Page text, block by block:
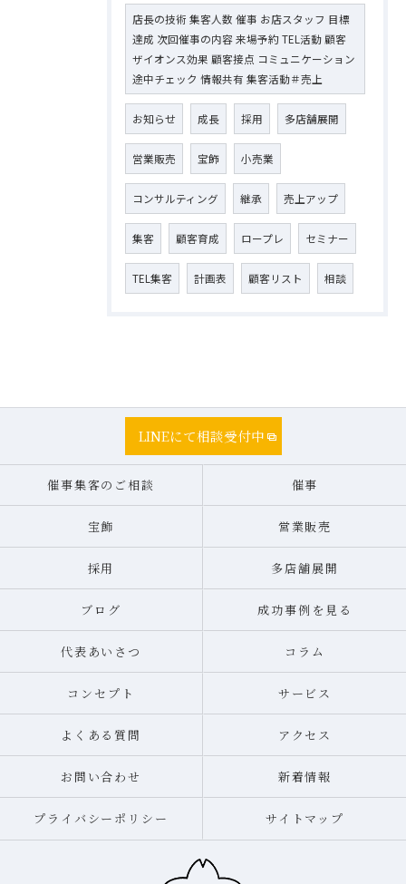
店長の技術 集客人数 催事 お店スタッフ 目標
達成 次回催事の内容 来場予約 TEL活動 顧客
ザイオンス効果 顧客接点 コミュニケーション
途中チェック 情報共有 集客活動＃売上
お知らせ 成長 採用 多店舗展開
営業販売 宝飾 小売業
コンサルティング 継承 売上アップ
集客 顧客育成 ロープレ セミナー
TEL集客 計画表 顧客リスト 相談
LINEにて相談受付中
催事集客のご相談 催事
宝飾 営業販売
採用 多店舗展開
ブログ 成功事例を見る
代表あいさつ コラム
コンセプト サービス
よくある質問 アクセス
お問い合わせ 新着情報
プライバシーポリシー サイトマップ